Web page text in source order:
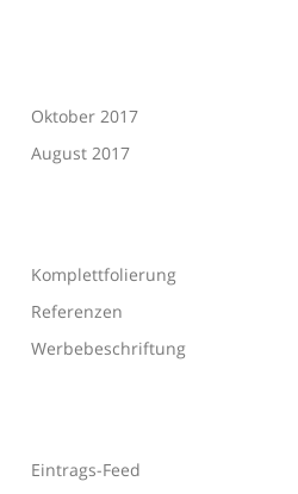
Oktober 2017
August 2017
Komplettfolierung
Referenzen
Werbebeschriftung
Eintrags-Feed